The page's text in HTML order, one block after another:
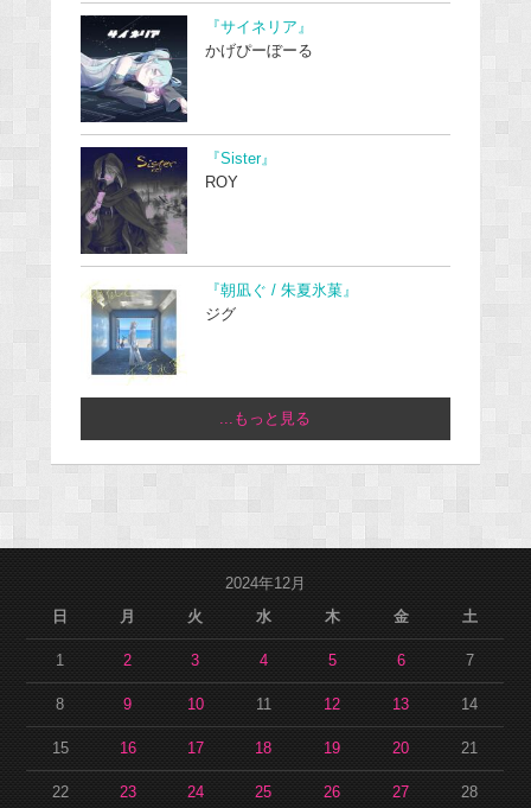
『サイネリア』
かげぴーぼーる
『Sister』
ROY
『朝凪ぐ / 朱夏氷菓』
ジグ
...もっと見る
2024年12月
日
月 火 水 木 金 土
1 2 3 4 5 6 7
8 9 10 11 12 13 14
15 16 17 18 19 20 21
22 23 24 25 26 27 28